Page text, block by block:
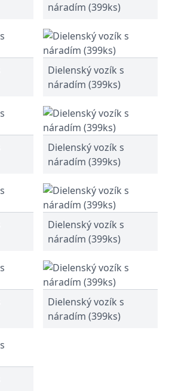
náradím (399ks)
Dielenský vozík s
náradím (399ks)
Dielenský vozík s
náradím (399ks)
Dielenský vozík s
náradím (399ks)
Dielenský vozík s
náradím (399ks)